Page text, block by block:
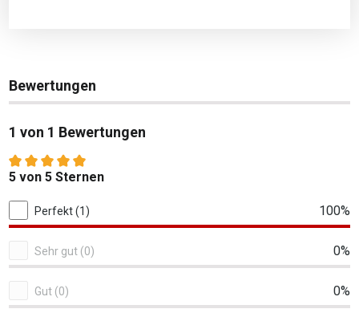
Bewertungen
1 von 1 Bewertungen
Durchschnittliche Bewertung von 5 von 5 Sternen
5 von 5 Sternen
1 von 1 Bewertungen
Perfekt (1) 100%
Sehr gut (0) 0%
Gut (0) 0%